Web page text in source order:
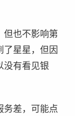
但也不影响第
了星星，但因
没有看见银
务差，可能点